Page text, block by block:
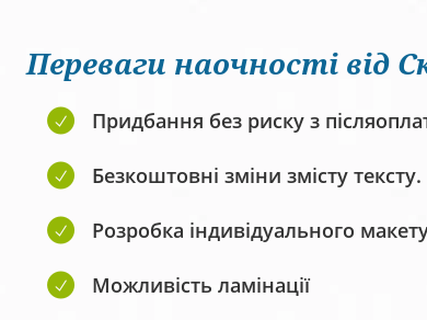
Переваги наочності від
Придбання без риску з
Безкоштовні зміни змісту тексту.
Розробка індивідуального
Можливість ламінації